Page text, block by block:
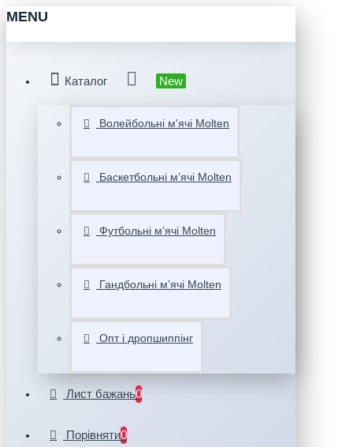
MENU
Каталог New
Волейбольні м'ячі Molten
Баскетбольні мʼячі Molten
Футбольні мʼячі Molten
Гандбольні мʼячі Molten
Опт і дропшиппінг
Лист бажань0
Порівняти0